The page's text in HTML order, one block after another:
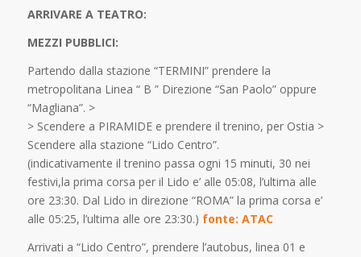
ARRIVARE A TEATRO:
MEZZI PUBBLICI:
Partendo dalla stazione “TERMINI” prendere la
metropolitana Linea “ B ” Direzione “San Paolo” oppure
“Magliana”. >
> Scendere a PIRAMIDE e prendere il trenino, per Ostia >
Scendere alla stazione “Lido Centro”.
(indicativamente il trenino passa ogni 15 minuti, 30 nei
festivi,la prima corsa per il Lido e’ alle 05:08, l’ultima alle
ore 23:30. Dal Lido in direzione “ROMA” la prima corsa e’
alle 05:25, l’ultima alle ore 23:30.) fonte: ATAC
Arrivati a “Lido Centro”, prendere l’autobus, linea 01 e